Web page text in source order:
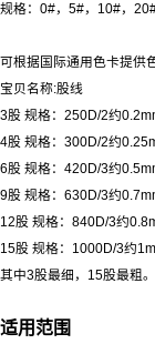
规格：0#，5#，10#，
可根据国际通用色卡提供
宝贝名称:股线
3股 规格：250D/2约
4股 规格：300D/2约
6股 规格：420D/3约
9股 规格：630D/3约
12股 规格：840D/3约
15股 规格：1000D/3约
其中3股最细，15股最粗。
适用范围